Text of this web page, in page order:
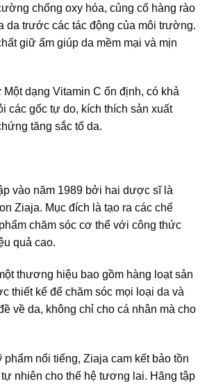
chống oxy hóa, củng cố hàng rào
da trước các tác động của môi trường.
giữ ẩm giúp da mềm mại và mịn
Một dạng Vitamin C ổn định, có khả
các gốc tự do, kích thích sản xuất
tăng sắc tố da.
vào năm 1989 bởi hai dược sĩ là
Ziaja. Mục đích là tạo ra các chế
chăm sóc cơ thể với công thức
quả cao.
thương hiệu bao gồm hàng loạt sản
thiết kế để chăm sóc mọi loại da và
về da, không chỉ cho cá nhân mà cho
phẩm nổi tiếng, Ziaja cam kết bảo tồn
nhiên cho thế hệ tương lai. Hãng tập